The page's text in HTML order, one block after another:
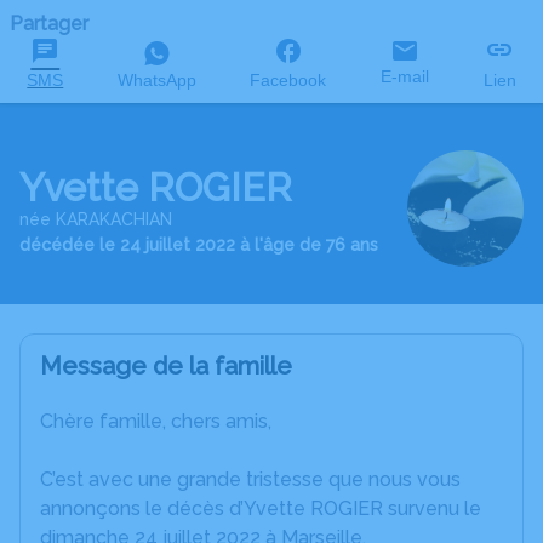
Partager
SMS WhatsApp Facebook E-mail Lien
Yvette ROGIER
née KARAKACHIAN
décédée le 24 juillet 2022 à l'âge de 76 ans
Message de la famille
Chère famille, chers amis,
C’est avec une grande tristesse que nous vous
annonçons le décès d’Yvette ROGIER survenu le
dimanche 24 juillet 2022 à Marseille.